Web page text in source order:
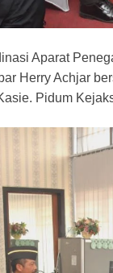
Aparat
Herry Achjar
Pidum